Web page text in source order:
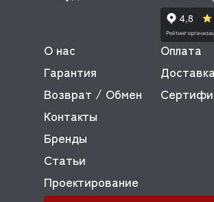
О нас
Оплата
Гарантия
Доставка
Возврат / Обмен
Контакты
Бренды
Статьи
Проектирование